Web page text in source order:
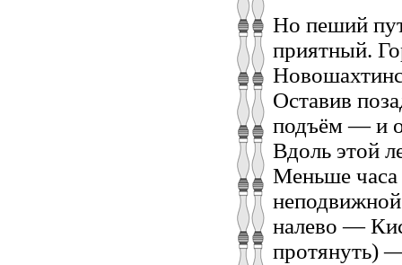
Но пеший
приятный.
Оставив
подъём — и
Вдоль этой
Меньше часа
неподвижной
налево —
протянуть)